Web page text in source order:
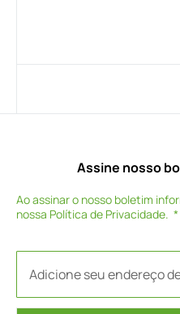
Assine nosso
Ao assinar o nosso boletim
nossa Política de Privacidade.